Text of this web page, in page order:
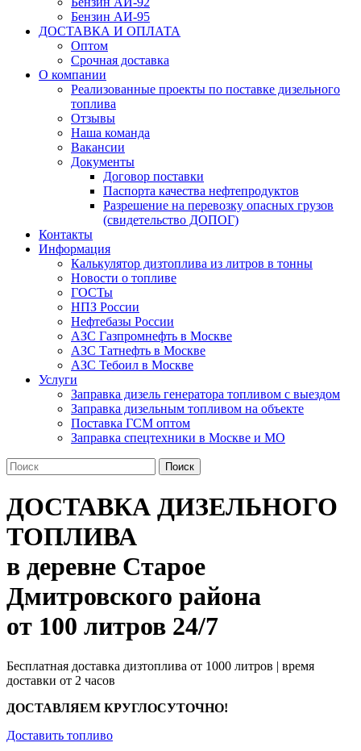
Бензин АИ-95
ДОСТАВКА И ОПЛАТА
Оптом
Срочная доставка
О компании
Реализованные проекты по поставке дизельного
топлива
Отзывы
Наша команда
Вакансии
Документы
Договор поставки
Паспорта качества нефтепродуктов
Разрешение на перевозку опасных грузов
(свидетельство ДОПОГ)
Контакты
Информация
Калькулятор дизтоплива из литров в тонны
Новости о топливе
ГОСТы
НПЗ России
Нефтебазы России
АЗС Газпромнефть в Москве
АЗС Татнефть в Москве
АЗС Тебоил в Москве
Услуги
Заправка дизель генератора топливом с выездом
Заправка дизельным топливом на объекте
Поставка ГСМ оптом
Заправка спецтехники в Москве и МО
Поиск
ДОСТАВКА ДИЗЕЛЬНОГО
ТОПЛИВА
в деревне Старое
Дмитровского района
от 100 литров 24/7
Бесплатная доставка дизтоплива от 1000 литров | время
доставки от 2 часов
ДОСТАВЛЯЕМ КРУГЛОСУТОЧНО!
Доставить топливо